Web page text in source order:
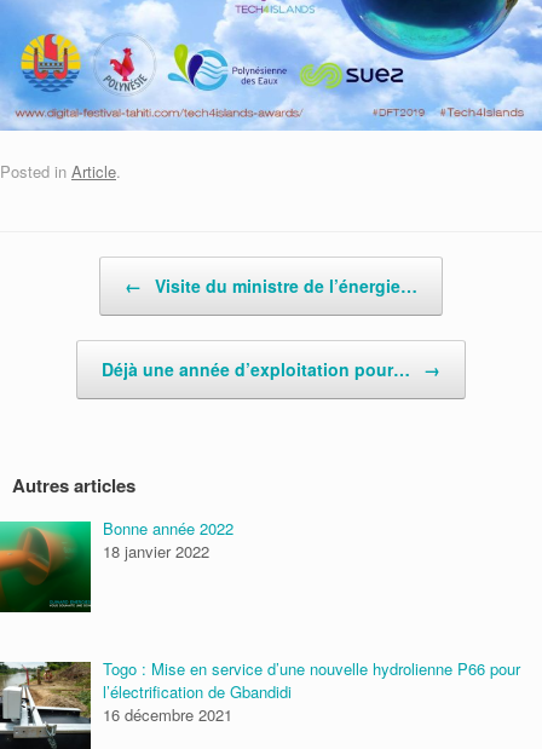
Posted in Article.
← Visite du ministre de l’énergie…
Déjà une année d’exploitation pour… →
Autres articles
Bonne année 2022
18 janvier 2022
Togo : Mise en service d’une nouvelle hydrolienne P66 pour
l’électrification de Gbandidi
16 décembre 2021